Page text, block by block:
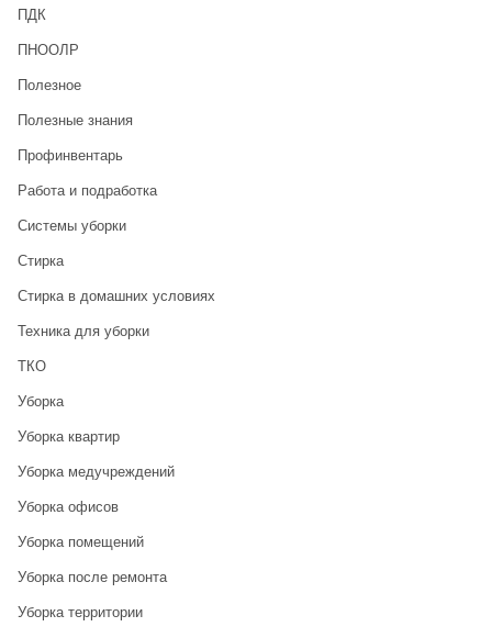
ПДК
ПНООЛР
Полезное
Полезные знания
Профинвентарь
Работа и подработка
Системы уборки
Стирка
Стирка в домашних условиях
Техника для уборки
ТКО
Уборка
Уборка квартир
Уборка медучреждений
Уборка офисов
Уборка помещений
Уборка после ремонта
Уборка территории